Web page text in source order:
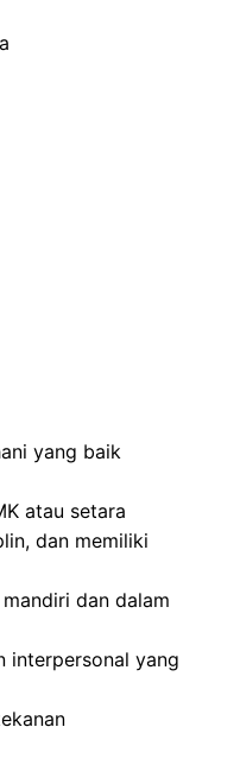
yang baik
atau setara
dan memiliki
dan dalam
interpersonal yang